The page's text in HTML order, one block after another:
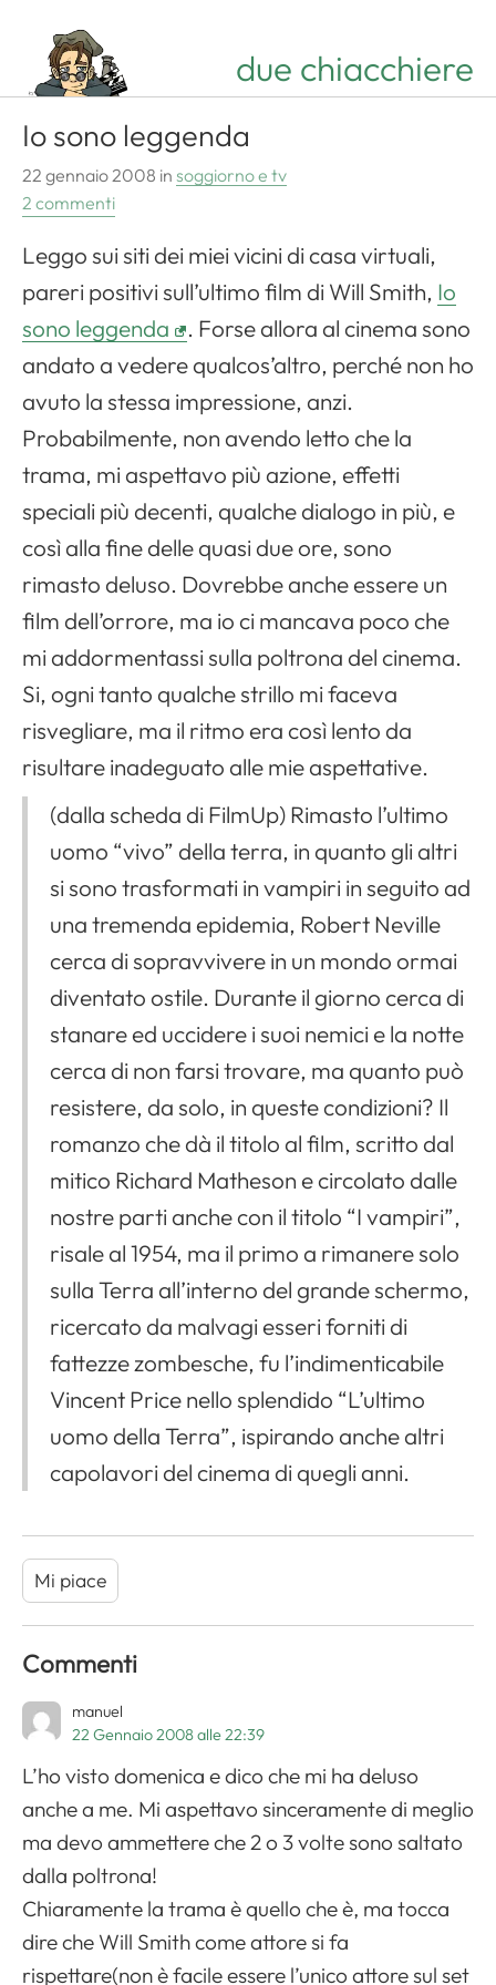
due chiacchiere
Io sono leggenda
22 gennaio 2008 in soggiorno e tv
2 commenti
Leggo sui siti dei miei vicini di casa virtuali,
pareri positivi sull’ultimo film di Will Smith, Io
sono leggenda
. Forse allora al cinema sono
andato a vedere qualcos’altro, perché non ho
avuto la stessa impressione, anzi.
Probabilmente, non avendo letto che la
trama, mi aspettavo più azione, effetti
speciali più decenti, qualche dialogo in più, e
così alla fine delle quasi due ore, sono
rimasto deluso. Dovrebbe anche essere un
film dell’orrore, ma io ci mancava poco che
mi addormentassi sulla poltrona del cinema.
Si, ogni tanto qualche strillo mi faceva
risvegliare, ma il ritmo era così lento da
risultare inadeguato alle mie aspettative.
(dalla scheda di FilmUp) Rimasto l’ultimo
uomo “vivo” della terra, in quanto gli altri
si sono trasformati in vampiri in seguito ad
una tremenda epidemia, Robert Neville
cerca di sopravvivere in un mondo ormai
diventato ostile. Durante il giorno cerca di
stanare ed uccidere i suoi nemici e la notte
cerca di non farsi trovare, ma quanto può
resistere, da solo, in queste condizioni? Il
romanzo che dà il titolo al film, scritto dal
mitico Richard Mathesone circolato dalle
nostre parti anche con il titolo “I vampiri”,
risale al 1954, ma il primo a rimanere solo
sulla Terra all’interno del grande schermo,
ricercato da malvagi esseri forniti di
fattezze zombesche, fu l’indimenticabile
Vincent Pricenello splendido “L’ultimo
uomo della Terra”, ispirando anche altri
capolavori del cinema di quegli anni.
Mi piace
Commenti
manuel
22 Gennaio 2008 alle 22:39
L’ho visto domenica e dico che mi ha deluso
anche a me. Mi aspettavo sinceramente di meglio
ma devo ammettere che 2 o 3 volte sono saltato
dalla poltrona!
Chiaramente la trama è quello che è, ma tocca
dire che Will Smith come attore si fa
rispettare(non è facile essere l’unico attore sul set